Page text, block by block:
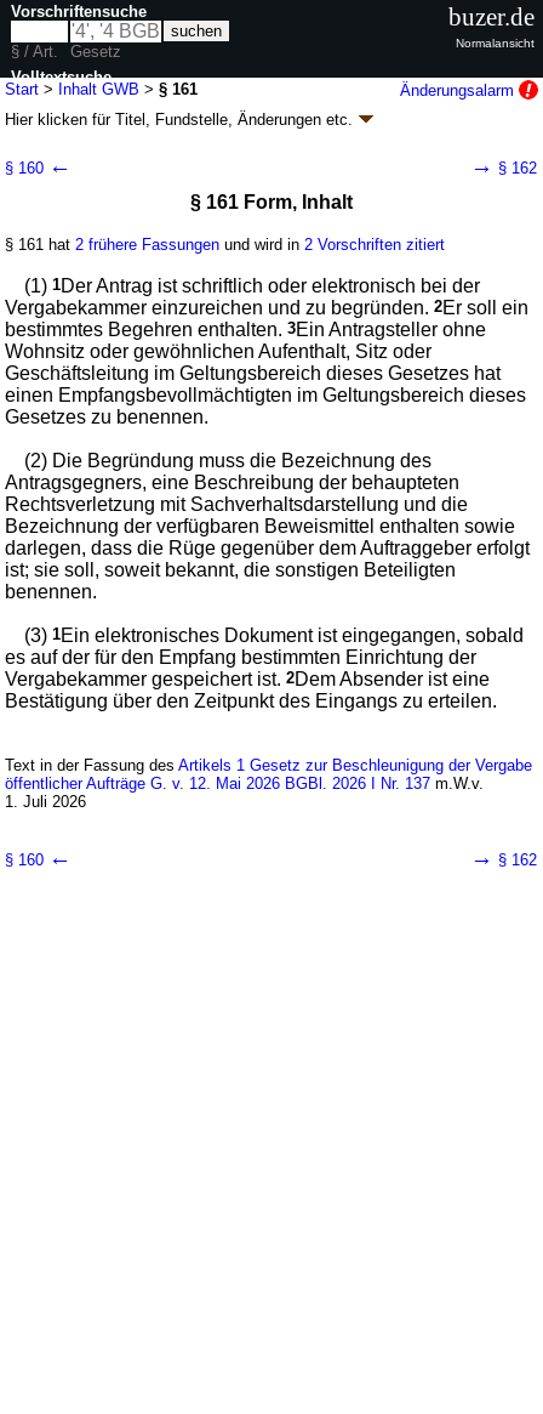
Start > Inhalt GWB >§ 161
Änderungsalarm
Hier klicken fürTitel, Fundstelle, Änderungen etc.
Wettbewerbsbeschränkungen (GWB)
neugefasst durch B. v. 26.06.2013 BGBl. I S. 1750
Geltung ab 01.01.1999; FNA: 703-5Kartellrecht
wird in 491 Vorschriften zitiert
Teil 4 Vergabe von öffentlichen Aufträgen und
Konzessionen
Kapitel 2 Nachprüfungsverfahren
Abschnitt 2 Verfahren vor der Vergabekammer
§ 160 ← → § 162
§ 161 Form, Inhalt
§ 161 hat 2 frühere Fassungen und wird in 2 Vorschriften zitiert
(1)1Der Antrag ist schriftlich oder elektronisch bei der
Vergabekammer einzureichen und zu begründen.2Er soll ein
bestimmtes Begehren enthalten.3Ein Antragsteller ohne
Wohnsitz oder gewöhnlichen Aufenthalt, Sitz oder
Geschäftsleitung im Geltungsbereich dieses Gesetzes hat
einen Empfangsbevollmächtigten im Geltungsbereich dieses
Gesetzes zu benennen.
(2) Die Begründung muss die Bezeichnung des
Antragsgegners, eine Beschreibung der behaupteten
Rechtsverletzung mit Sachverhaltsdarstellung und die
Bezeichnung der verfügbaren Beweismittel enthalten sowie
darlegen, dass die Rüge gegenüber dem Auftraggeber erfolgt
ist; sie soll, soweit bekannt, die sonstigen Beteiligten
benennen.
(3)1Ein elektronisches Dokument ist eingegangen, sobald
es auf der für den Empfang bestimmten Einrichtung der
Vergabekammer gespeichert ist.2Dem Absender ist eine
Bestätigung über den Zeitpunkt des Eingangs zu erteilen.
Text in der Fassung desArtikels 1 Gesetz zur Beschleunigung der Vergabe
öffentlicher Aufträge G. v. 12. Mai 2026 BGBl. 2026 I Nr. 137 m.W.v.
1. Juli 2026
§ 160 ← → § 162
Vorschriftensuche
§ / Art.
Gesetz
Volltextsuche
nur in GWB
buzer.de
Normalansicht